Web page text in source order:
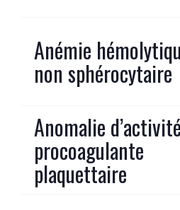
Anémie
non sphérocytaire
Anomalie d’activité
procoagulante
plaquettaire